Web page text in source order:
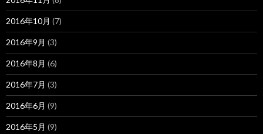
2016年10月 (7)
2016年9月 (3)
2016年8月 (6)
2016年7月 (3)
2016年6月 (9)
2016年5月 (9)